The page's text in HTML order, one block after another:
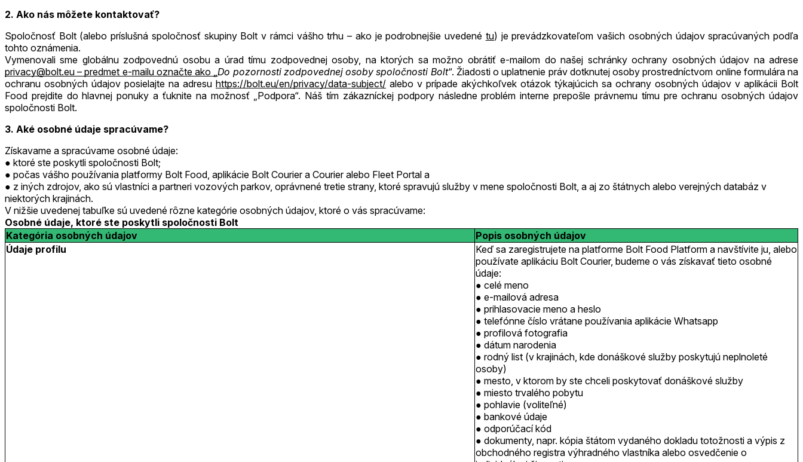
2. Ako nás môžete kontaktovať?
Spoločnosť Bolt (alebo príslušná spoločnosť skupiny Bolt v rámci vášho trhu – ako je podrobnejšie uvedené tu) je prevádzkovateľom vašich osobných údajov spracúvaných podľa
tohto oznámenia.
Vymenovali sme globálnu zodpovednú osobu a úrad tímu zodpovednej osoby, na ktorých sa možno obrátiť e-mailom do našej schránky ochrany osobných údajov na adrese
privacy@bolt.eu – predmet e-mailu označte ako „Do pozornosti zodpovednej osoby spoločnosti Bolt“. Žiadosti o uplatnenie práv dotknutej osoby prostredníctvom online formulára na
ochranu osobných údajov posielajte na adresu https://bolt.eu/en/privacy/data-subject/ alebo v prípade akýchkoľvek otázok týkajúcich sa ochrany osobných údajov v aplikácii Bolt
Food prejdite do hlavnej ponuky a ťuknite na možnosť „Podpora“. Náš tím zákazníckej podpory následne problém interne prepošle právnemu tímu pre ochranu osobných údajov
spoločnosti Bolt.
3. Aké osobné údaje spracúvame?
Získavame a spracúvame osobné údaje:
ktoré ste poskytli spoločnosti Bolt;
počas vášho používania platformy Bolt Food, aplikácie Bolt Courier a Courier alebo Fleet Portal a
z iných zdrojov, ako sú vlastníci a partneri vozových parkov, oprávnené tretie strany, ktoré spravujú služby v mene spoločnosti Bolt, a aj zo štátnych alebo verejných databáz v
niektorých krajinách.
V nižšie uvedenej tabuľke sú uvedené rôzne kategórie osobných údajov, ktoré o vás spracúvame:
Osobné údaje, ktoré ste poskytli spoločnosti Bolt
Kategória osobných údajov
Popis osobných údajov
Údaje profilu
Keď sa zaregistrujete na platforme Bolt Food Platform a navštívite ju, alebo
používate aplikáciu Bolt Courier, budeme o vás získavať tieto osobné
údaje:
celé meno
e-mailová adresa
prihlasovacie meno a heslo
telefónne číslo vrátane používania aplikácie Whatsapp
profilová fotografia
dátum narodenia
rodný list (v krajinách, kde donáškové služby poskytujú neplnoleté
osoby)
mesto, v ktorom by ste chceli poskytovať donáškové služby
miesto trvalého pobytu
pohlavie (voliteľné)
bankové údaje
odporúčací kód
dokumenty, napr. kópia štátom vydaného dokladu totožnosti a výpis z
obchodného registra výhradného vlastníka alebo osvedčenie o